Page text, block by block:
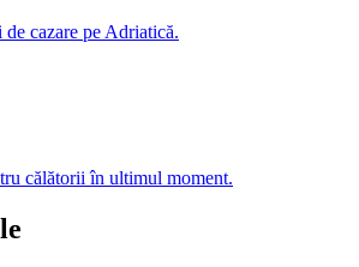
cazare pe Adriatică.
călătorii în ultimul moment.